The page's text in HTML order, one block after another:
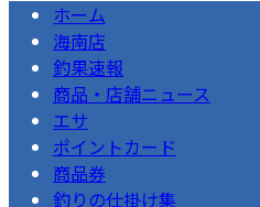
ホーム
海南店
釣果速報
商品・店舗ニュース
エサ
ポイントカード
商品券
釣りの仕掛け集